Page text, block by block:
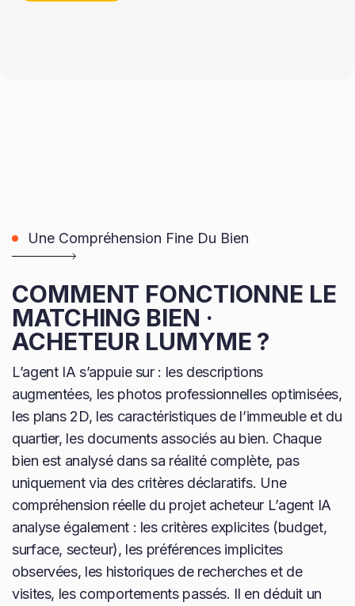
Une Compréhension Fine Du Bien
COMMENT FONCTIONNE LE
MATCHING BIEN ·
ACHETEUR LUMYME ?
L’agent IA s’appuie sur : les descriptions
augmentées, les photos professionnelles optimisées,
les plans 2D, les caractéristiques de l’immeuble et du
quartier, les documents associés au bien. Chaque
bien est analysé dans sa réalité complète, pas
uniquement via des critères déclaratifs. Une
compréhension réelle du projet acheteur L’agent IA
analyse également : les critères explicites (budget,
surface, secteur), les préférences implicites
observées, les historiques de recherches et de
visites, les comportements passés. Il en déduit un